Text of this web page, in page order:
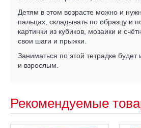
Детям в этом возрасте можно и
пальцах, складывать по образцу и
картинки из кубиков, мозаики и
свои шаги и прыжки.
Заниматься по этой тетрадке будет
и взрослым.
Рекомендуемые